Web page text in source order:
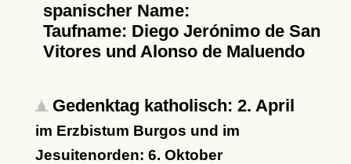
spanischer Name:
Taufname: Diego Jerónimo de San
Vitores und Alonso de Maluendo
Gedenktag katholisch: 2. April
im Erzbistum Burgos und im
Jesuitenorden: 6. Oktober